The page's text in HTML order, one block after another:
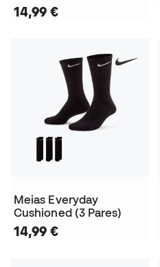
14,99 €
Meias Everyday
Cushioned (3 Pares)
14,99 €